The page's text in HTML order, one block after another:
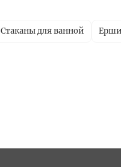
Стаканы для ванной